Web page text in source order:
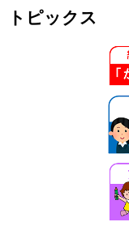
トピックス